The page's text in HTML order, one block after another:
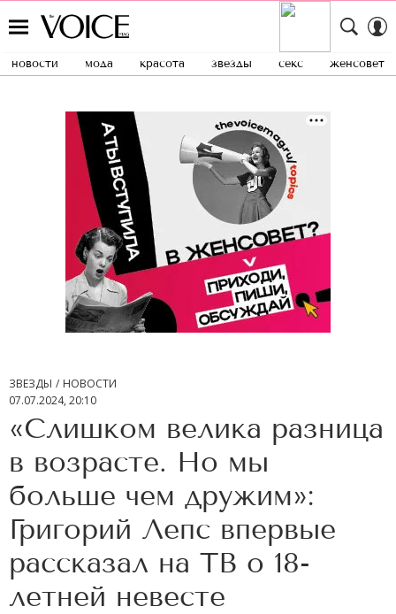
новости мода красота звезды секс женсовет
ЗВЕЗДЫ
НОВОСТИ
07.07.2024, 20:10
«Слишком велика разница
в возрасте. Но мы
больше чем дружим»:
Григорий Лепс впервые
рассказал на ТВ о 18-
летней невесте